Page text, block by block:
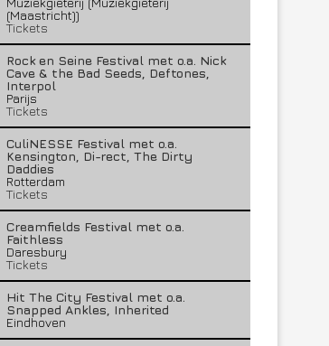
(Maastricht))
Tickets
Rock en Seine Festival met o.a. Nick
Cave & the Bad Seeds, Deftones,
Interpol
Parijs
Tickets
CuliNESSE Festival met o.a.
Kensington, Di-rect, The Dirty
Daddies
Rotterdam
Tickets
Creamfields Festival met o.a.
Faithless
Daresbury
Tickets
Hit The City Festival met o.a.
Snapped Ankles, Inherited
Eindhoven